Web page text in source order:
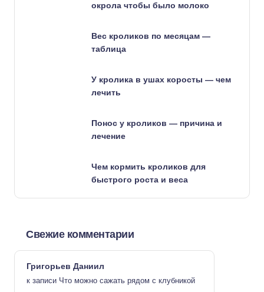
окрола чтобы было молоко
Вес кроликов по месяцам —
таблица
У кролика в ушах коросты — чем
лечить
Понос у кроликов — причина и
лечение
Чем кормить кроликов для
быстрого роста и веса
Свежие комментарии
Григорьев Даниил
к записи Что можно сажать рядом с клубникой